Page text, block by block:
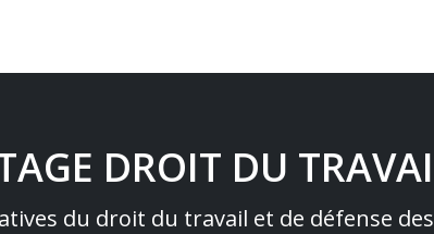
DROIT DU
du droit du travail et de défense